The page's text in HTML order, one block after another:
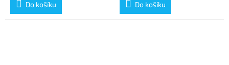
Do košíku Do košíku